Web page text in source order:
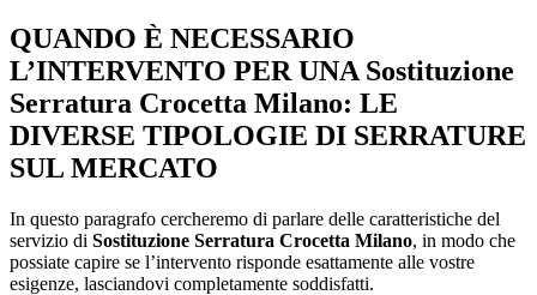
QUANDO È NECESSARIO
L’INTERVENTO PER UNA Sostituzione
Serratura Crocetta Milano: LE
DIVERSE TIPOLOGIE DI SERRATURE
SUL MERCATO
In questo paragrafo cercheremo di parlare delle caratteristiche del
servizio di Sostituzione Serratura Crocetta Milano, in modo che
possiate capire se l’intervento risponde esattamente alle vostre
esigenze, lasciandovi completamente soddisfatti.